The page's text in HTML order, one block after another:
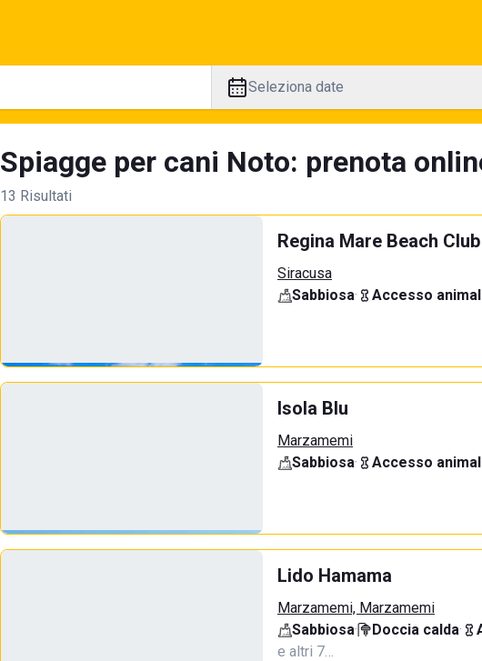
Seleziona date
Spiagge per cani Noto: prenota
13 Risultati
Regina Mare Beach Club
Siracusa
Sabbiosa· Accesso
Isola Blu
Marzamemi
Sabbiosa· Accesso
Lido Hamama
Marzamemi, Marzamemi
Sabbiosa· Doccia calda·
e altri 7…